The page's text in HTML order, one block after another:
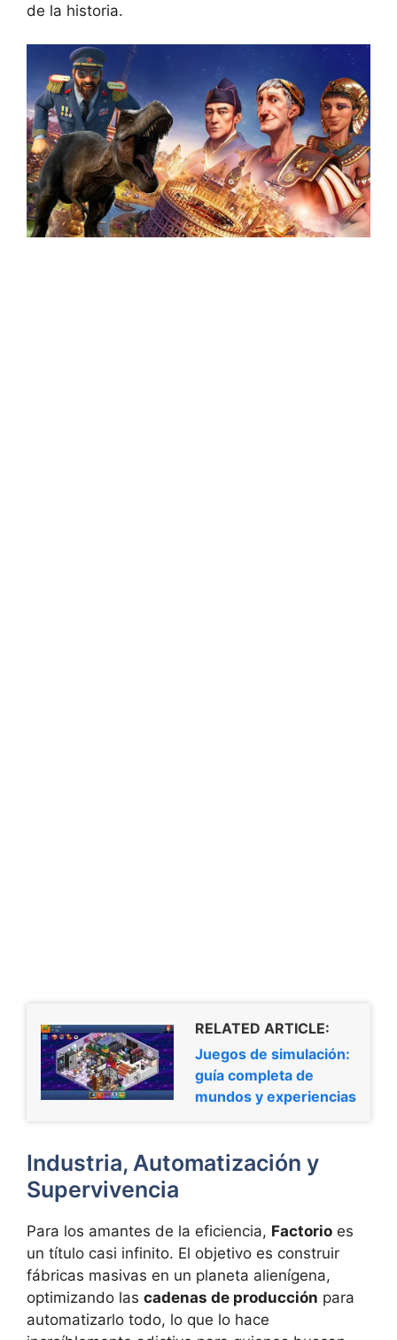
de la historia.
RELATED ARTICLE:
Juegos de simulación:
guía completa de
mundos y experiencias
Industria, Automatización y
Supervivencia
Para los amantes de la eficiencia, Factorio es
un título casi infinito. El objetivo es construir
fábricas masivas en un planeta alienígena,
optimizando las cadenas de producción para
automatizarlo todo, lo que lo hace